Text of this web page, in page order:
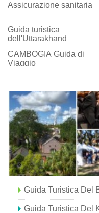
Assicurazione sanitaria
Guida turistica
dell'Uttarakhand
CAMBOGIA Guida di
Viaggio
Guida Turistica Del
Guida Turistica Del